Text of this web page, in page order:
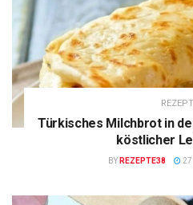
Türkisches Milchbrot in
köstlicher
BY REZEPTE38 27